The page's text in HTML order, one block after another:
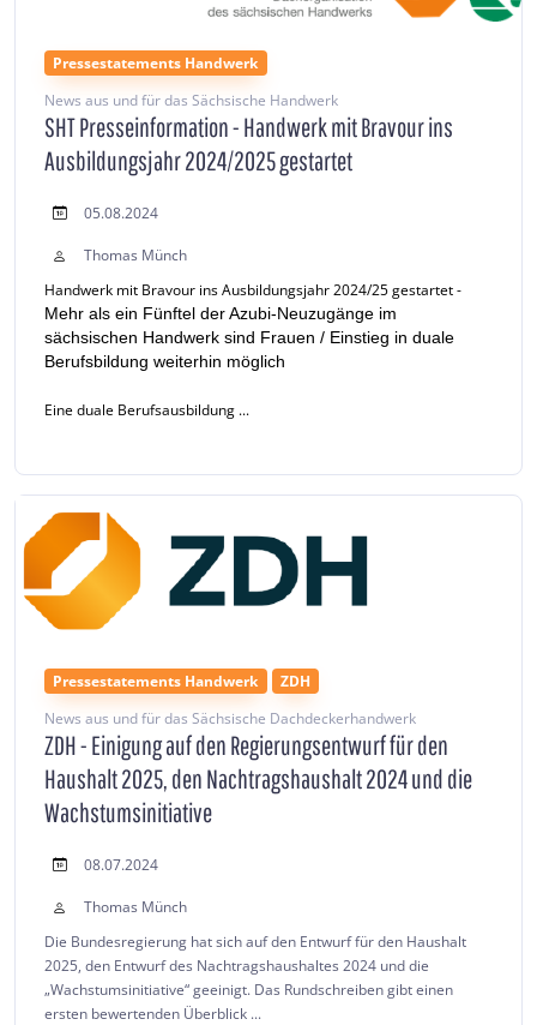
Pressestatements Handwerk
News aus und für das Sächsische Handwerk
SHT Presseinformation - Handwerk mit Bravour ins
Ausbildungsjahr 2024/2025 gestartet
05.08.2024
Thomas Münch
Handwerk mit Bravour ins Ausbildungsjahr 2024/25 gestartet -
Mehr als ein Fünftel der Azubi-Neuzugänge im
sächsischen Handwerk sind Frauen / Einstieg in duale
Berufsbildung weiterhin möglich
Eine duale Berufsausbildung ...
Pressestatements Handwerk
ZDH
News aus und für das Sächsische Dachdeckerhandwerk
ZDH - Einigung auf den Regierungsentwurf für den
Haushalt 2025, den Nachtragshaushalt 2024 und die
Wachstumsinitiative
08.07.2024
Thomas Münch
Die Bundesregierung hat sich auf den Entwurf für den Haushalt
2025, den Entwurf des Nachtragshaushaltes 2024 und die
„Wachstumsinitiative“ geeinigt. Das Rundschreiben gibt einen
ersten bewertenden Überblick ...